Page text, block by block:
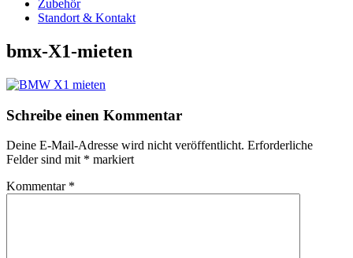
Zubehör
Standort & Kontakt
bmx-X1-mieten
Schreibe einen Kommentar
Deine E-Mail-Adresse wird nicht veröffentlicht. Erforderliche
Felder sind mit * markiert
Kommentar *